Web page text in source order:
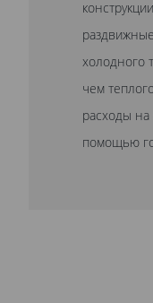
холодного
чем
расходы
помощью